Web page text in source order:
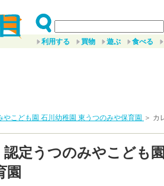
利用する 買物 遊ぶ 食べる
こども園 石川幼稚園 東うつのみや保育園 ＞ カ
定うつのみやこども
園